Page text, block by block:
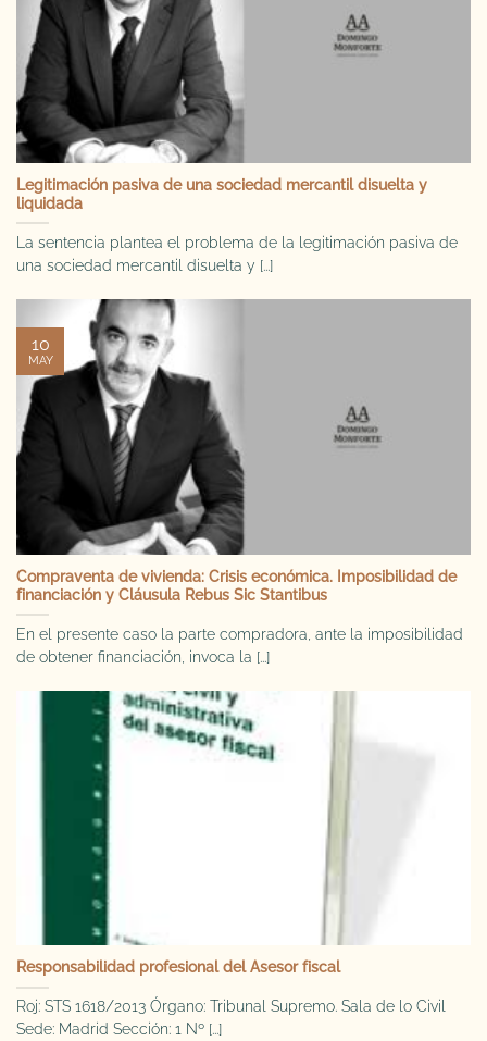
Legitimación pasiva de una sociedad mercantil disuelta y
liquidada
La sentencia plantea el problema de la legitimación pasiva de
una sociedad mercantil disuelta y [...]
Compraventa de vivienda: Crisis económica. Imposibilidad de
financiación y Cláusula Rebus Sic Stantibus
En el presente caso la parte compradora, ante la imposibilidad
de obtener financiación, invoca la [...]
10
MAY
Responsabilidad profesional del Asesor fiscal
Roj: STS 1618/2013 Órgano: Tribunal Supremo. Sala de lo Civil
Sede: Madrid Sección: 1 Nº [...]